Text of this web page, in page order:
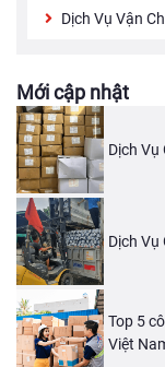
Dịch Vụ Vận
Mới cập nhật
Dịch Vụ
Dịch Vụ
Top 5
Việt